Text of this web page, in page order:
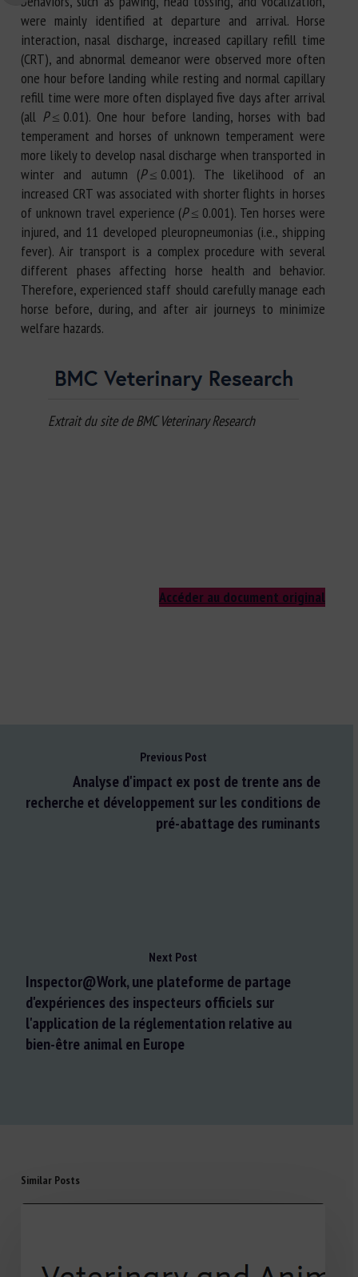
were mainly identified at departure and arrival. Horse
interaction, nasal discharge, increased capillary refill time
(CRT), and abnormal demeanor were observed more often
one hour before landing while resting and normal capillary
refill time were more often displayed five days after arrival
(all P≤ 0.01). One hour before landing, horses with bad
temperament and horses of unknown temperament were
more likely to develop nasal discharge when transported in
winter and autumn (P≤ 0.001). The likelihood of an
increased CRT was associated with shorter flights in horses
of unknown travel experience (P≤ 0.001). Ten horses were
injured, and 11 developed pleuropneumonias (i.e., shipping
fever). Air transport is a complex procedure with several
different phases affecting horse health and behavior.
Therefore, experienced staff should carefully manage each
horse before, during, and after air journeys to minimize
welfare hazards.
Extrait du site de BMC Veterinary Research
Accéder au document original
Previous Post
Analyse d'impact ex post de trente ans de
recherche et développement sur les conditions de
pré-abattage des ruminants
Next Post
Inspector@Work, une plateforme de partage
d'expériences des inspecteurs officiels sur
l'application de la réglementation relative au
bien-être animal en Europe
Similar Posts